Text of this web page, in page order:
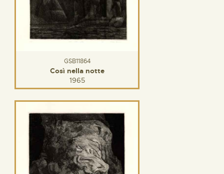
GSB11864
Così nella notte
1965